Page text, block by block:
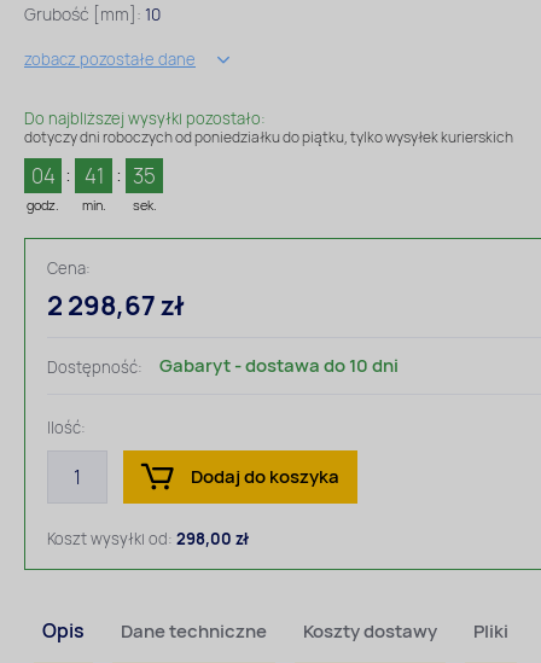
Grubość [mm]: 10
zobacz pozostałe dane
Do najbliższej wysyłki pozostało:
dotyczy dni roboczych od poniedziałku do piątku, tylko wysyłek kurierskich
04
godz.
41
min.
34
sek.
Cena:
2 298,67 zł
Dostępność: Gabaryt - dostawa do 10 dni
Ilość:
Dodaj do koszyka
Koszt wysyłki od: 298,00 zł
Opis Dane techniczne Koszty dostawy Pliki